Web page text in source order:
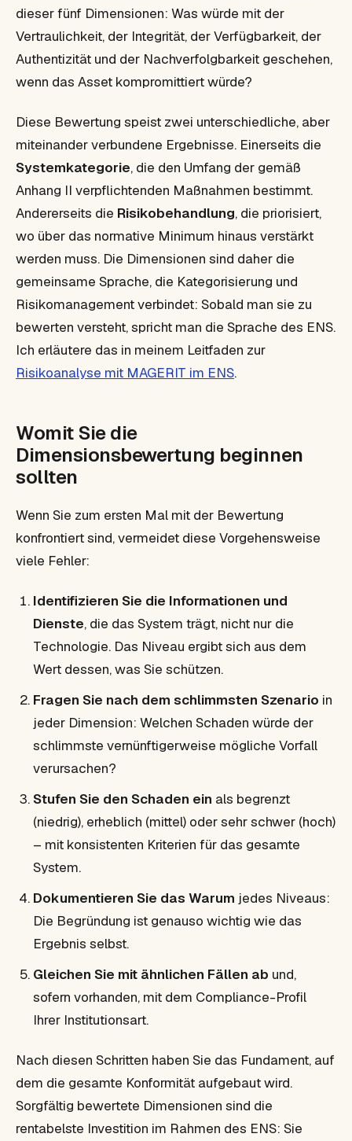
dieser fünf Dimensionen: Was würde mit der
Vertraulichkeit, der Integrität, der Verfügbarkeit, der
Authentizität und der Nachverfolgbarkeit geschehen,
wenn das Asset kompromittiert würde?
Diese Bewertung speist zwei unterschiedliche, aber
miteinander verbundene Ergebnisse. Einerseits die
Systemkategorie, die den Umfang der gemäß
Anhang II verpflichtenden Maßnahmen bestimmt.
Andererseits die Risikobehandlung, die priorisiert,
wo über das normative Minimum hinaus verstärkt
werden muss. Die Dimensionen sind daher die
gemeinsame Sprache, die Kategorisierung und
Risikomanagement verbindet: Sobald man sie zu
bewerten versteht, spricht man die Sprache des ENS.
Ich erläutere das in meinem Leitfaden zur
Risikoanalyse mit MAGERIT im ENS.
Womit Sie die
Dimensionsbewertung beginnen
sollten
Wenn Sie zum ersten Mal mit der Bewertung
konfrontiert sind, vermeidet diese Vorgehensweise
viele Fehler:
Identifizieren Sie die Informationen und
Dienste, die das System trägt, nicht nur die
Technologie. Das Niveau ergibt sich aus dem
Wert dessen, was Sie schützen.
Fragen Sie nach dem schlimmsten Szenario in
jeder Dimension: Welchen Schaden würde der
schlimmste vernünftigerweise mögliche Vorfall
verursachen?
Stufen Sie den Schaden ein als begrenzt
(niedrig), erheblich (mittel) oder sehr schwer (hoch)
– mit konsistenten Kriterien für das gesamte
System.
Dokumentieren Sie das Warum jedes Niveaus:
Die Begründung ist genauso wichtig wie das
Ergebnis selbst.
Gleichen Sie mit ähnlichen Fällen ab und,
sofern vorhanden, mit dem Compliance-Profil
Ihrer Institutionsart.
Nach diesen Schritten haben Sie das Fundament, auf
dem die gesamte Konformität aufgebaut wird.
Sorgfältig bewertete Dimensionen sind die
rentabelste Investition im Rahmen des ENS: Sie